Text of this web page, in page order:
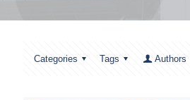
Categories Tags Authors